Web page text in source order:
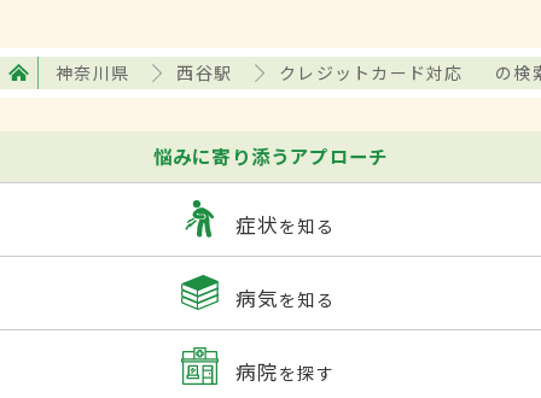
神奈川県 西谷駅 クレジットカード対応 の検
悩みに寄り添うアプローチ
症状を知る
病気を知る
病院を探す